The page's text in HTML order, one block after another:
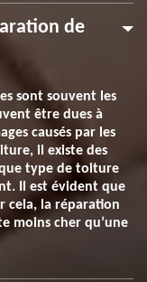
de
sont souvent les
être dues à
causés par les
il existe des
type de toiture
Il est évident que
cela, la réparation
moins cher qu’une